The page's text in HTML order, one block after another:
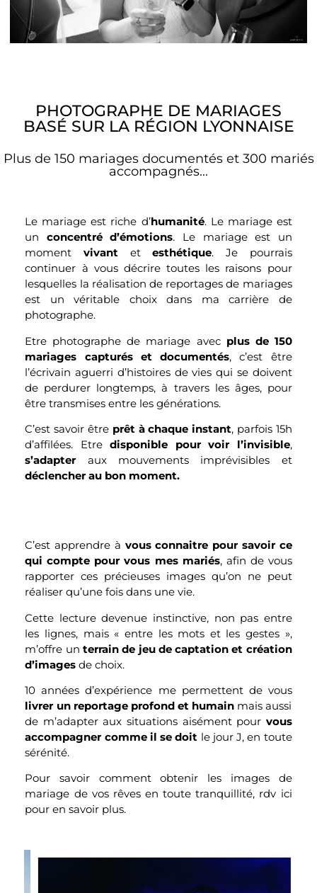
PHOTOGRAPHE DE MARIAGES
BASÉ SUR LA RÉGION LYONNAISE
Plus de 150 mariages documentés et 300 mariés
accompagnés...
Le mariage est riche d’humanité. Le mariage est
un concentré d’émotions. Le mariage est un
momentvivant etesthétique. Je pourrais
continuer à vous décrire toutes les raisons pour
lesquelles la réalisation de reportages de mariages
est un véritable choix dans ma carrière de
photographe.
Etre photographe de mariage avec plus de 150
mariages capturés et documentés, c’est être
l’écrivain aguerri d’histoires de vies qui se doivent
de perdurer longtemps, à travers les âges, pour
être transmises entre les générations.
C’est savoir êtreprêt à chaque instant, parfois 15h
d’affilées. Etredisponible pour voir l’invisible,
s’adapteraux mouvements imprévisibles et
déclencher au bon moment.
C’est apprendre à vous connaitre pour savoir ce
qui compte pour vous mes mariés, afin de vous
rapporter ces précieuses images qu’on ne peut
réaliser qu’une fois dans une vie.
Cette lecture devenue instinctive, non pas entre
les lignes, mais « entre les mots et les gestes »,
m’offre un terrain de jeu de captation et création
d’images de choix.
10 années d’expérience me permettent de vous
livrer un reportage profond et humain mais aussi
de m’adapter aux situations aisément pour vous
accompagner comme il se doit le jour J, en toute
sérénité.
Pour savoir comment obtenir les images de
mariage de vos rêves en toute tranquillité, rdv ici
pour en savoir plus.